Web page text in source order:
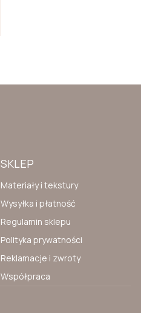
SKLEP
Materiały i tekstury
Wysyłka i płatność
Regulamin sklepu
Polityka prywatności
Reklamacje i zwroty
Współpraca